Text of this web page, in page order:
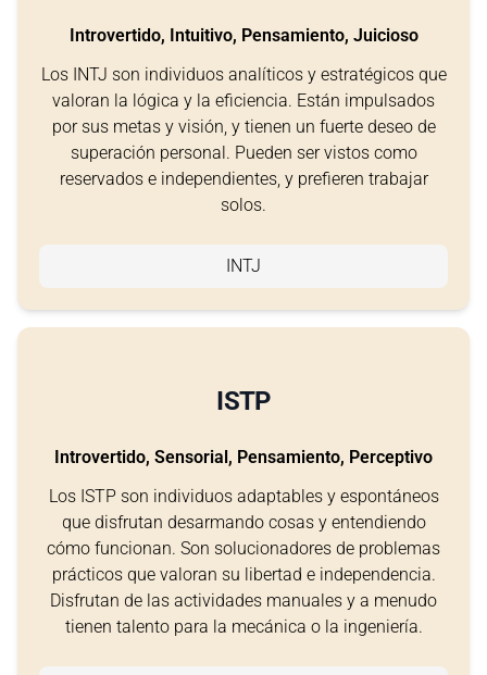
Introvertido, Intuitivo, Pensamiento, Juicioso
Los INTJ son individuos analíticos y estratégicos que
valoran la lógica y la eficiencia. Están impulsados
por sus metas y visión, y tienen un fuerte deseo de
superación personal. Pueden ser vistos como
reservados e independientes, y prefieren trabajar
solos.
INTJ
ISTP
Introvertido, Sensorial, Pensamiento, Perceptivo
Los ISTP son individuos adaptables y espontáneos
que disfrutan desarmando cosas y entendiendo
cómo funcionan. Son solucionadores de problemas
prácticos que valoran su libertad e independencia.
Disfrutan de las actividades manuales y a menudo
tienen talento para la mecánica o la ingeniería.